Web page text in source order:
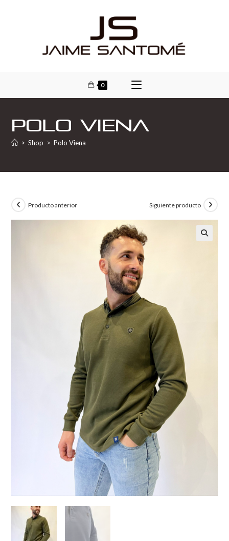
0
Polo Viena
> Shop > Polo Viena
Producto anterior Siguiente producto